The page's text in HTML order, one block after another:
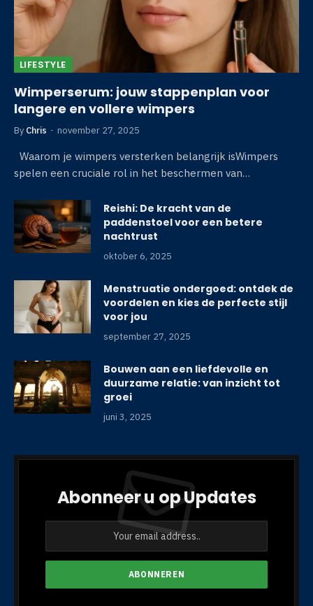
LIFESTYLE
Wimperserum: jouw stappenplan voor
langere en vollere wimpers
By Chris november 27, 2025
Waarom je wimpers versterken belangrijk isWimpers
spelen een cruciale rol in het beschermen van…
Reishi: De kracht van de
paddenstoel voor een betere
nachtrust
oktober 6, 2025
Menstruatie ondergoed: ontdek de
voordelen en kies de perfecte stijl
voor jou
september 27, 2025
Bouwen aan een liefdevolle en
duurzame relatie: van inzicht tot
groei
juni 3, 2025
Abonneer u op Updates